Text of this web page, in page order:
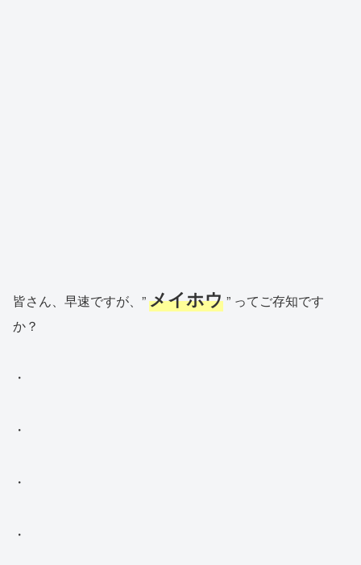
皆さん、早速ですが、”メイホウ” ってご存知です
か？
・
・
・
・